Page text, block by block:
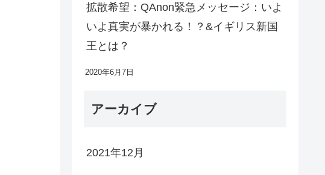
拡散希望：QAnon緊急メッセージ：いよ
いよ真実が暴かれる！？&イギリス新国
王とは？
2020年6月7日
アーカイブ
2021年12月